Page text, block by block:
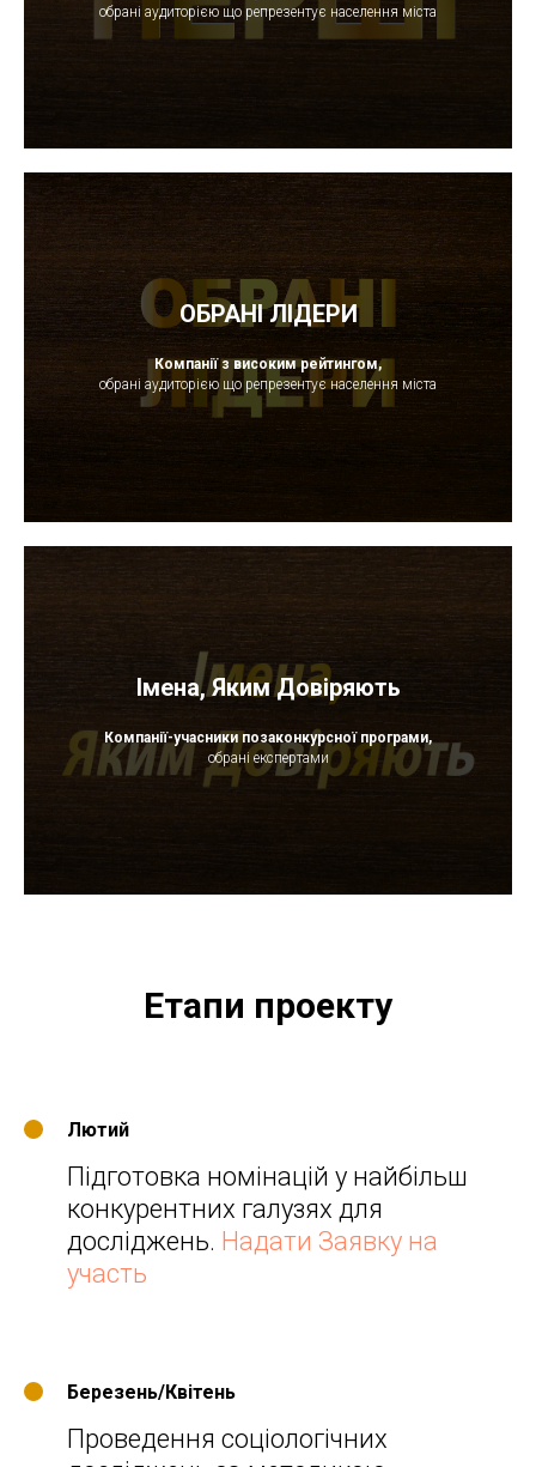
обрані аудиторією що репрезентує населення міста
ОБРАНІ ЛІДЕРИ
Компанії з високим рейтингом,
обрані аудиторією що репрезентує населення міста
Імена, Яким Довіряють
Компанії-учасники позаконкурсної програми,
обрані експертами
Етапи проекту
Лютий
Підготовка номінацій у найбільш
конкурентних галузях для
досліджень. Надати Заявку на
участь
Березень/Квітень
Проведення соціологічних